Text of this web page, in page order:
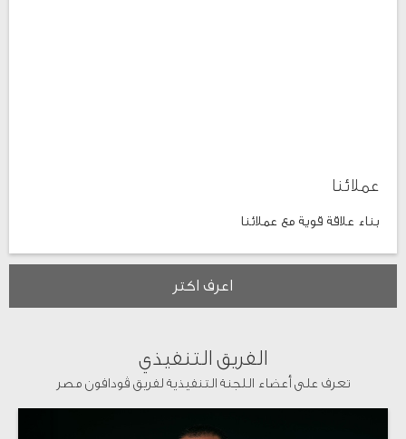
عملائنا
بناء علاقة قوية مع عملائنا
اعرف اكتر
الفريق التنفيذي
تعرف على أعضاء اللجنة التنفيذية لفريق ڤودافون مصر